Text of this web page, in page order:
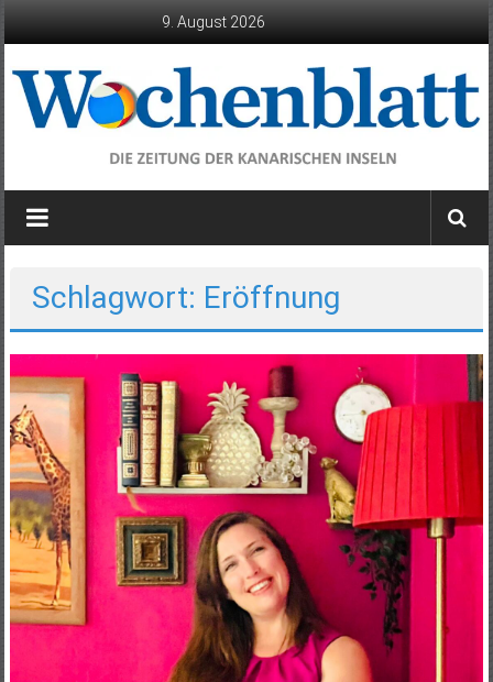
9. August 2026
Wochenblatt
die
Kanarischen
Inseln
Schlagwort: Eröffnung